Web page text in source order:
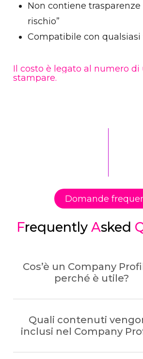
Non contiene trasparenze
rischio”
Compatibile con qualsiasi
Il costo è legato al numero di
stampare.
Domande
Frequently Asked
Cos’è un Company
perché è utile?
racconta la tua azienda
strutturato: storia,
Quali contenuti
inclusi nel Company